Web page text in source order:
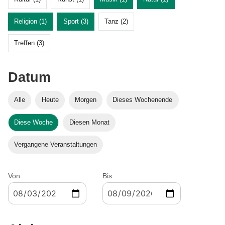
Religion (1) Sport (3) Tanz (2)
Treffen (3)
Datum
Alle Heute Morgen Dieses Wochenende
Diese Woche Diesen Monat
Vergangene Veranstaltungen
Von Bis